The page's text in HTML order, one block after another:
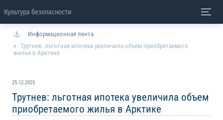
Культура безопасности
Информационная лента
Трутнев: льготная ипотека увеличила объем приобретаемого
жилья в Арктике
25.12.2025
Трутнев: льготная ипотека увеличила объем
приобретаемого жилья в Арктике